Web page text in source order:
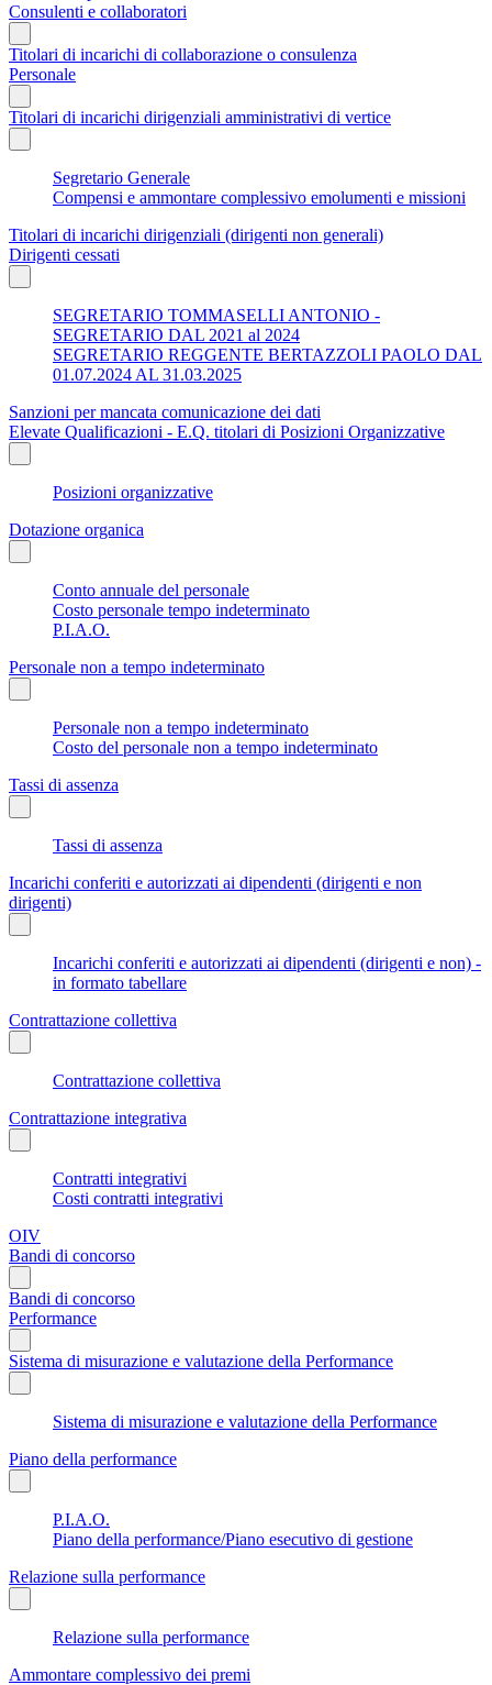
Consulenti e collaboratori
Titolari di incarichi di collaborazione o consulenza
Personale
Titolari di incarichi dirigenziali amministrativi di vertice
Segretario Generale
Compensi e ammontare complessivo emolumenti e missioni
Titolari di incarichi dirigenziali (dirigenti non generali)
Dirigenti cessati
SEGRETARIO TOMMASELLI ANTONIO -
SEGRETARIO DAL 2021 al 2024
SEGRETARIO REGGENTE BERTAZZOLI PAOLO DAL
01.07.2024 AL 31.03.2025
Sanzioni per mancata comunicazione dei dati
Elevate Qualificazioni - E.Q. titolari di Posizioni Organizzative
Posizioni organizzative
Dotazione organica
Conto annuale del personale
Costo personale tempo indeterminato
P.I.A.O.
Personale non a tempo indeterminato
Personale non a tempo indeterminato
Costo del personale non a tempo indeterminato
Tassi di assenza
Tassi di assenza
Incarichi conferiti e autorizzati ai dipendenti (dirigenti e non
dirigenti)
Incarichi conferiti e autorizzati ai dipendenti (dirigenti e non) -
in formato tabellare
Contrattazione collettiva
Contrattazione collettiva
Contrattazione integrativa
Contratti integrativi
Costi contratti integrativi
OIV
Bandi di concorso
Bandi di concorso
Performance
Sistema di misurazione e valutazione della Performance
Sistema di misurazione e valutazione della Performance
Piano della performance
P.I.A.O.
Piano della performance/Piano esecutivo di gestione
Relazione sulla performance
Relazione sulla performance
Ammontare complessivo dei premi